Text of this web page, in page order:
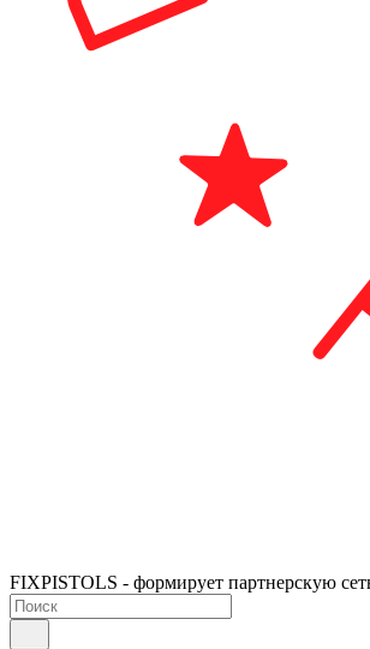
FIXPISTOLS - формирует партнерскую